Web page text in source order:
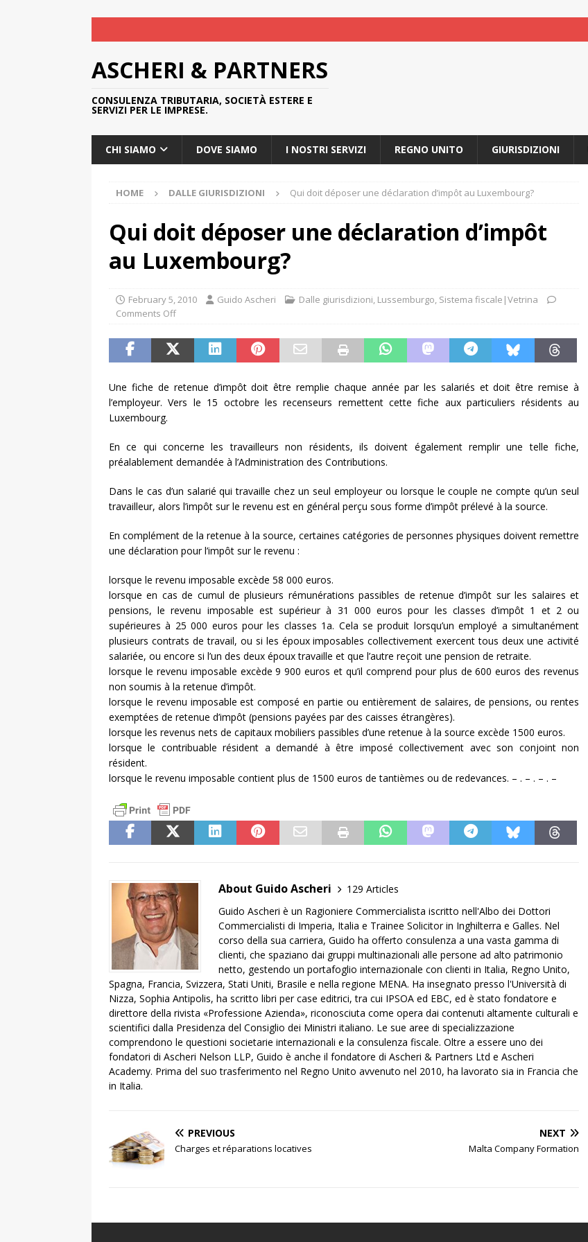
ASCHERI & PARTNERS
CONSULENZA TRIBUTARIA, SOCIETÀ ESTERE E
SERVIZI PER LE IMPRESE.
CHI SIAMO DOVE SIAMO I NOSTRI SERVIZI REGNO UNITO GIURISDIZIONI
HOME DALLE GIURISDIZIONI Qui doit déposer une déclaration d’impôt au Luxembourg?
Qui doit déposer une déclaration d’impôt
au Luxembourg?
February 5, 2010 Guido Ascheri Dalle giurisdizioni, Lussemburgo, Sistema fiscale|Vetrina
Comments Off
Une fiche de retenue d’impôt doit être remplie chaque année par les salariés et doit être remise à
l’employeur. Vers le 15 octobre les recenseurs remettent cette fiche aux particuliers résidents au
Luxembourg.
En ce qui concerne les travailleurs non résidents, ils doivent également remplir une telle fiche,
préalablement demandée à l’Administration des Contributions.
Dans le cas d’un salarié qui travaille chez un seul employeur ou lorsque le couple ne compte qu’un seul
travailleur, alors l’impôt sur le revenu est en général perçu sous forme d’impôt prélevé à la source.
En complément de la retenue à la source, certaines catégories de personnes physiques doivent remettre
une déclaration pour l’impôt sur le revenu :
lorsque le revenu imposable excède 58 000 euros.
lorsque en cas de cumul de plusieurs rémunérations passibles de retenue d’impôt sur les salaires et
pensions, le revenu imposable est supérieur à 31 000 euros pour les classes d’impôt 1 et 2 ou
supérieures à 25 000 euros pour les classes 1a. Cela se produit lorsqu’un employé a simultanément
plusieurs contrats de travail, ou si les époux imposables collectivement exercent tous deux une activité
salariée, ou encore si l’un des deux époux travaille et que l’autre reçoit une pension de retraite.
lorsque le revenu imposable excède 9 900 euros et qu’il comprend pour plus de 600 euros des revenus
non soumis à la retenue d’impôt.
lorsque le revenu imposable est composé en partie ou entièrement de salaires, de pensions, ou rentes
exemptées de retenue d’impôt (pensions payées par des caisses étrangères).
lorsque les revenus nets de capitaux mobiliers passibles d’une retenue à la source excède 1500 euros.
lorsque le contribuable résident a demandé à être imposé collectivement avec son conjoint non
résident.
lorsque le revenu imposable contient plus de 1500 euros de tantièmes ou de redevances. – . – . – . –
About Guido Ascheri
129 Articles
Guido Ascheri è un Ragioniere Commercialista iscritto nell'Albo dei Dottori
Commercialisti di Imperia, Italia e Trainee Solicitor in Inghilterra e Galles. Nel
corso della sua carriera, Guido ha offerto consulenza a una vasta gamma di
clienti, che spaziano dai gruppi multinazionali alle persone ad alto patrimonio
netto, gestendo un portafoglio internazionale con clienti in Italia, Regno Unito,
Spagna, Francia, Svizzera, Stati Uniti, Brasile e nella regione MENA. Ha insegnato presso l'Università di
Nizza, Sophia Antipolis, ha scritto libri per case editrici, tra cui IPSOA ed EBC, ed è stato fondatore e
direttore della rivista «Professione Azienda», riconosciuta come opera dai contenuti altamente culturali e
scientifici dalla Presidenza del Consiglio dei Ministri italiano. Le sue aree di specializzazione
comprendono le questioni societarie internazionali e la consulenza fiscale. Oltre a essere uno dei
fondatori di Ascheri Nelson LLP, Guido è anche il fondatore di Ascheri & Partners Ltd e Ascheri
Academy. Prima del suo trasferimento nel Regno Unito avvenuto nel 2010, ha lavorato sia in Francia che
in Italia.
PREVIOUS
Charges et réparations locatives
NEXT
Malta Company Formation